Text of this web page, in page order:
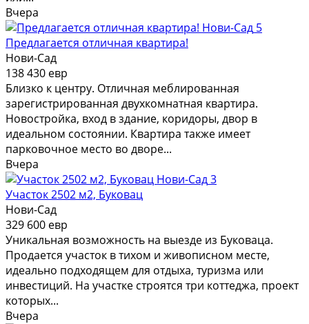
Вчера
5
Предлагается отличная квартира!
Нови-Сад
138 430 евр
Близко к центру. Отличная меблированная
зарегистрированная двухкомнатная квартира.
Новостройка, вход в здание, коридоры, двор в
идеальном состоянии. Квартира также имеет
парковочное место во дворе...
Вчера
3
Участок 2502 м2, Буковац
Нови-Сад
329 600 евр
Уникальная возможность на выезде из Буковаца.
Продается участок в тихом и живописном месте,
идеально подходящем для отдыха, туризма или
инвестиций. На участке строятся три коттеджа, проект
которых...
Вчера